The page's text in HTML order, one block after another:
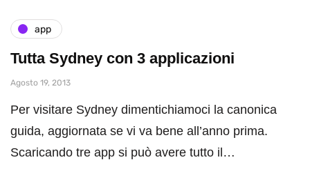
app
Tutta Sydney con 3 applicazioni
Agosto 19, 2013
Per visitare Sydney dimentichiamoci la canonica
guida, aggiornata se vi va bene all’anno prima.
Scaricando tre app si può avere tutto il…